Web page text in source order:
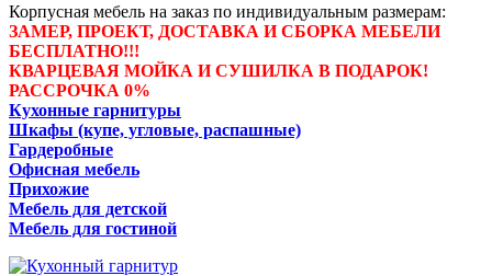
Корпусная мебель на заказ по индивидуальным размерам:
ЗАМЕР, ПРОЕКТ, ДОСТАВКА И СБОРКА МЕБЕЛИ
БЕСПЛАТНО!!!
КВАРЦЕВАЯ МОЙКА И СУШИЛКА В ПОДАРОК!
РАССРОЧКА 0%
Кухонные гарнитуры
Шкафы (купе, угловые, распашные)
Гардеробные
Офисная мебель
Прихожие
Мебель для детской
Мебель для гостиной